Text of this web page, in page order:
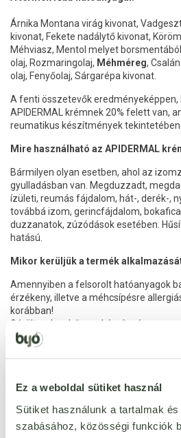
Ez a weboldal sütiket használ
Sütiket használunk a tartalmak
szabásához, közösségi funkciók
Árnika Montana virág kivonat,
kivonat, Fekete nadálytő kivonat,
Méhviasz, Mentol melyet
olaj, Rozmaringolaj, Méhméreg,
olaj, Fenyőolaj, Sárgarépa kivonat.
A fenti összetevők
APIDERMAL krémnek 20% felett van,
reumatikus készítmények tekintetében.
Mire használható az APIDERMAL
Bármilyen olyan esetben, ahol az
gyulladásban van. Megduzzadt,
ízületi, reumás fájdalom, hát-, derék-,
továbbá izom, gerincfájdalom,
duzzanatok, zúzódások esetében.
hatású.
Mikor kerüljük a termék
Amennyiben a felsorolt hatóanyagok
érzékeny, illetve a méhcsípésre
korábban!
Sérült, sebes bőrre a készítmény nem
Hogyan alkalmazzuk a terméket?
Naponta kétszer, reggel és este,
Parabén, kőolaj- és szilikonszármazék
illatanyagot nem tartalmaz!